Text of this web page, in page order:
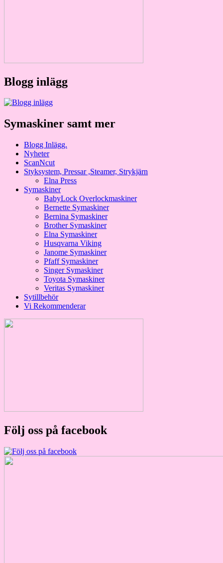
Blogg inlägg
Symaskiner samt mer
Blogg Inlägg.
Nyheter
ScanNcut
Styksystem, Pressar ,Steamer, Strykjärn
Elna Press
Symaskiner
BabyLock Overlockmaskiner
Bernette Symaskiner
Bernina Symaskiner
Brother Symaskiner
Elna Symaskiner
Husqvarna Viking
Janome Symaskiner
Pfaff Symaskiner
Singer Symaskiner
Toyota Symaskiner
Veritas Symaskiner
Sytillbehör
Vi Rekommenderar
Följ oss på facebook